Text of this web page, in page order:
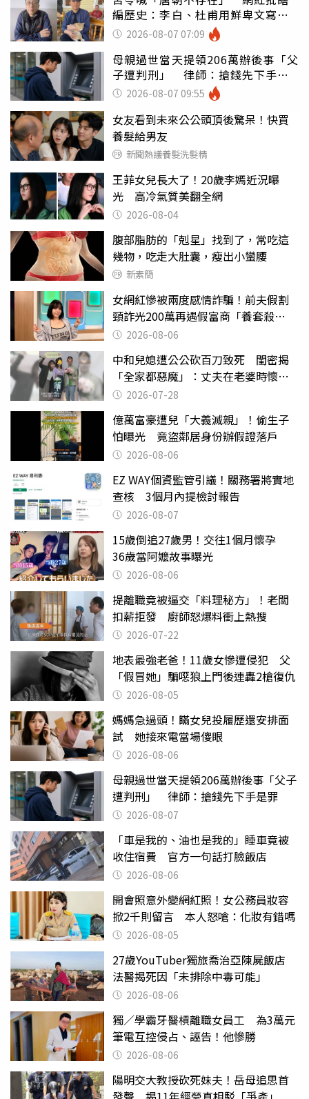
編歷史：李白、杜甫用鮮卑文寫
詩？2026-08-07 07:09
母親過世當天提領206萬辦後事「父
子遭判刑」 律師：搶錢先下手是
罪 2026-08-07 09:55
女友看到未來公公頭頂後驚呆！快買
養髮給男友
新聞熱議養髮洗髮精
王菲女兒長大了！20歲李嫣近況曝
光 高冷氣質美翻全網
2026-08-04
腹部脂肪的「剋星」找到了，常吃這
幾物，吃走大肚囊，瘦出小蠻腰
新素簡
女網紅慘被兩度感情詐騙！前夫假割
頸詐光200萬再遇假富商「養套殺
2000萬」
2026-08-06
中和兒媳遭公公砍百刀致死 閨密揭
「全家都惡魔」：丈夫在老婆時懷孕
摔東西
2026-07-28
億萬富豪遭兒「大義滅親」！偷生子
怕曝光 竟盜鄰居身份辦假證落戶
2026-08-06
EZ WAY個資監管引議！關務署將實地
查核 3個月內提檢討報告
2026-08-07
15歲倒追27歲男！交往1個月懷孕
36歲當阿嬤故事曝光
2026-08-06
提離職竟被逼交「料理秘方」！老闆
扣薪拒發 廚師怒爆料衝上熱搜
2026-07-22
地表最強老爸！11歲女慘遭侵犯 父
「假冒她」騙噁狼上門後連轟2槍復仇
2026-08-05
媽媽急過頭！瞞女兒投履歷還安排面
試 她接來電當場傻眼
2026-08-06
母親過世當天提領206萬辦後事「父子
遭判刑」 律師：搶錢先下手是罪
2026-08-07
「車是我的、油也是我的」睡車竟被
收住宿費 官方一句話打臉飯店
2026-08-06
開會照意外變網紅照！女公務員妝容
掀2千則留言 本人怒嗆：化妝有錯嗎
2026-08-05
27歲YouTuber獨旅喬治亞陳屍飯店
法醫揭死因「未排除中毒可能」
2026-08-06
獨／學霸牙醫槓離職女員工 為3萬元
筆電互控侵占、誣告！他慘勝
2026-08-06
陽明交大教授砍死妹夫！岳母追思首